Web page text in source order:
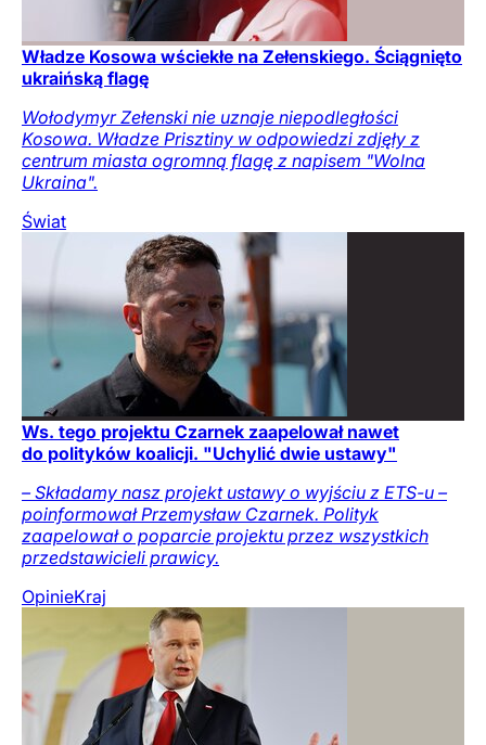
Władze Kosowa wściekłe na Zełenskiego. Ściągnięto
ukraińską flagę
Wołodymyr Zełenski nie uznaje niepodległości
Kosowa. Władze Prisztiny w odpowiedzi zdjęły z
centrum miasta ogromną flagę z napisem "Wolna
Ukraina".
Świat
Ws. tego projektu Czarnek zaapelował nawet
do polityków koalicji. "Uchylić dwie ustawy"
– Składamy nasz projekt ustawy o wyjściu z ETS-u –
poinformował Przemysław Czarnek. Polityk
zaapelował o poparcie projektu przez wszystkich
przedstawicieli prawicy.
OpinieKraj